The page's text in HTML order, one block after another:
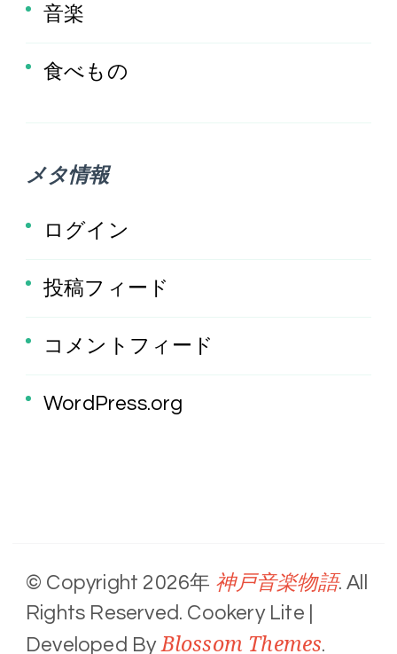
音楽
食べもの
メタ情報
ログイン
投稿フィード
コメントフィード
WordPress.org
© Copyright 2026年 神戸音楽物語. All
Rights Reserved. Cookery Lite |
Developed ByBlossom Themes.